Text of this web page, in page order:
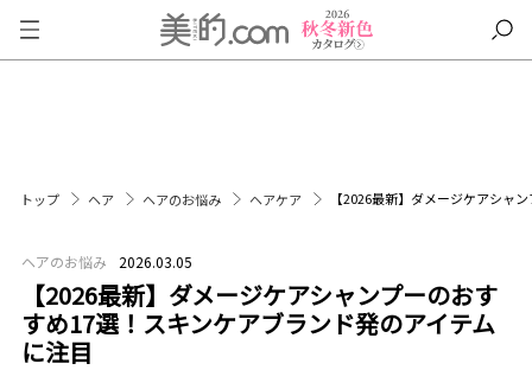
トップ ヘア ヘアのお悩み ヘアケア 【2026最新】ダメージケアシャ
ヘアのお悩み 2026.03.05
【2026最新】ダメージケアシャンプーのおす
すめ17選！スキンケアブランド発のアイテム
に注目